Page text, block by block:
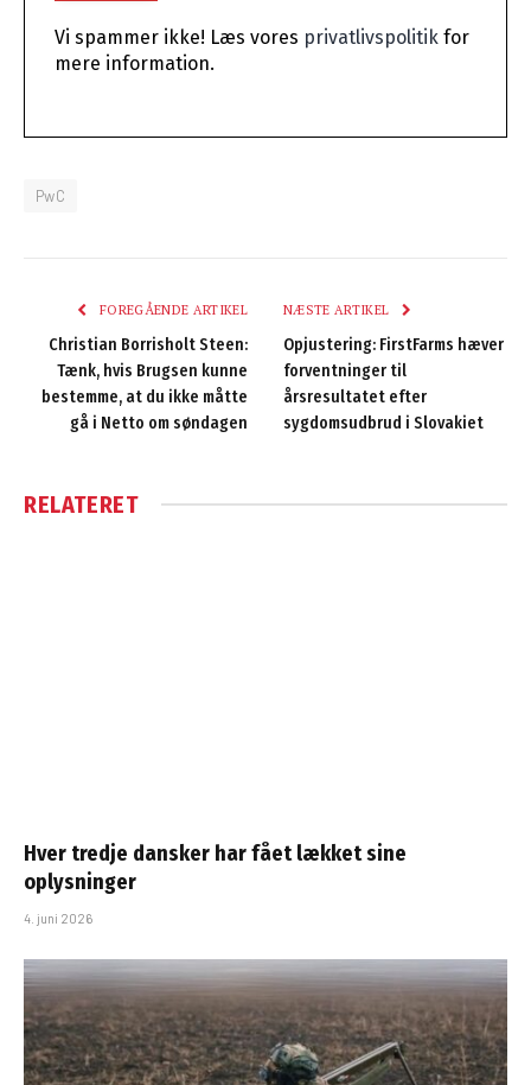
Vi spammer ikke! Læs vores privatlivspolitik for
mere information.
PwC
FOREGÅENDE ARTIKEL
Christian Borrisholt Steen:
Tænk, hvis Brugsen kunne
bestemme, at du ikke måtte
gå i Netto om søndagen
NÆSTE ARTIKEL
Opjustering: FirstFarms hæver
forventninger til
årsresultatet efter
sygdomsudbrud i Slovakiet
RELATERET
Hver tredje dansker har fået lækket sine
oplysninger
4. juni 2026